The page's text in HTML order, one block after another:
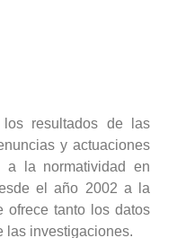
los resultados de las
y actuaciones
a la normatividad en
el año 2002 a la
ofrece tanto los datos
las investigaciones.